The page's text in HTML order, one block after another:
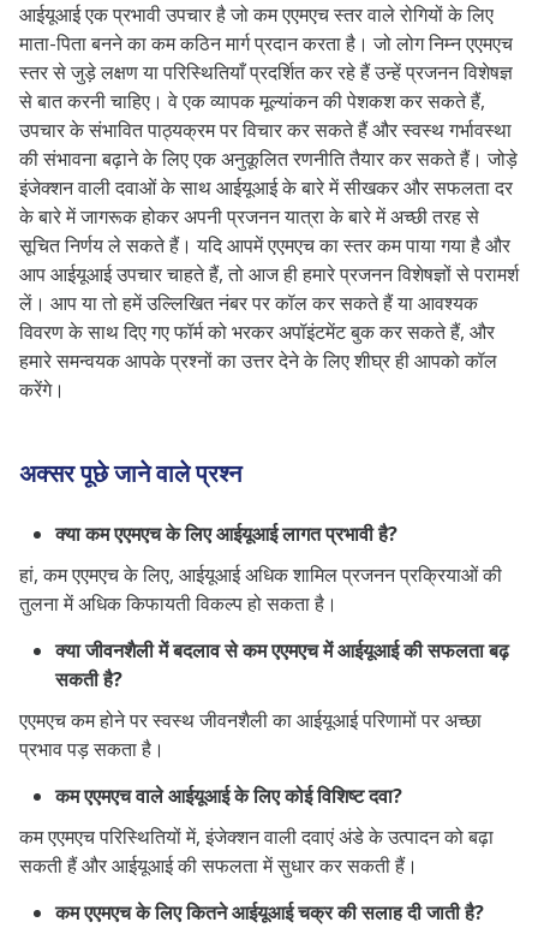
आईयूआई एक प्रभावी उपचार है जो कम एएमएच स्तर वाले रोगियों के लिए
माता-पिता बनने का कम कठिन मार्ग प्रदान करता है। जो लोग निम्न एएमएच
स्तर से जुड़े लक्षण या परिस्थितियाँ प्रदर्शित कर रहे हैं उन्हें प्रजनन विशेषज्ञ
से बात करनी चाहिए। वे एक व्यापक मूल्यांकन की पेशकश कर सकते हैं,
उपचार के संभावित पाठ्यक्रम पर विचार कर सकते हैं और स्वस्थ गर्भावस्था
की संभावना बढ़ाने के लिए एक अनुकूलित रणनीति तैयार कर सकते हैं। जोड़े
इंजेक्शन वाली दवाओं के साथ आईयूआई के बारे में सीखकर और सफलता दर
के बारे में जागरूक होकर अपनी प्रजनन यात्रा के बारे में अच्छी तरह से
सूचित निर्णय ले सकते हैं। यदि आपमें एएमएच का स्तर कम पाया गया है और
आप आईयूआई उपचार चाहते हैं, तो आज ही हमारे प्रजनन विशेषज्ञों से परामर्श
लें। आप या तो हमें उल्लिखित नंबर पर कॉल कर सकते हैं या आवश्यक
विवरण के साथ दिए गए फॉर्म को भरकर अपॉइंटमेंट बुक कर सकते हैं, और
हमारे समन्वयक आपके प्रश्नों का उत्तर देने के लिए शीघ्र ही आपको कॉल
करेंगे।
अक्सर पूछे जाने वाले प्रश्न
क्या कम एएमएच के लिए आईयूआई लागत प्रभावी है?
हां, कम एएमएच के लिए, आईयूआई अधिक शामिल प्रजनन प्रक्रियाओं की
तुलना में अधिक किफायती विकल्प हो सकता है।
क्या जीवनशैली में बदलाव से कम एएमएच में आईयूआई की सफलता बढ़
सकती है?
एएमएच कम होने पर स्वस्थ जीवनशैली का आईयूआई परिणामों पर अच्छा
प्रभाव पड़ सकता है।
कम एएमएच वाले आईयूआई के लिए कोई विशिष्ट दवा?
कम एएमएच परिस्थितियों में, इंजेक्शन वाली दवाएं अंडे के उत्पादन को बढ़ा
सकती हैं और आईयूआई की सफलता में सुधार कर सकती हैं।
कम एएमएच के लिए कितने आईयूआई चक्र की सलाह दी जाती है?